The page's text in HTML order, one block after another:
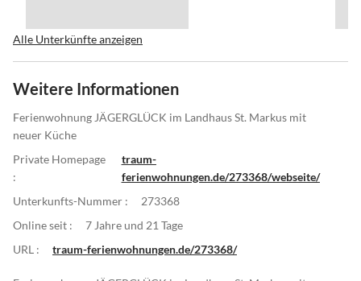
Alle Unterkünfte anzeigen
Weitere Informationen
Ferienwohnung JÄGERGLÜCK im Landhaus St. Markus mit
neuer Küche
Private Homepage
:
traum-
ferienwohnungen.de/273368/webseite/
Unterkunfts-Nummer :
273368
Online seit :
7 Jahre und 21 Tage
URL :
traum-ferienwohnungen.de/273368/